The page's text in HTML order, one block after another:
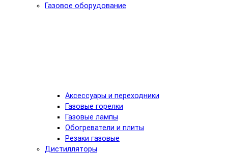
Газовое оборудование
Аксессуары и переходники
Газовые горелки
Газовые лампы
Обогреватели и плиты
Резаки газовые
Дистилляторы